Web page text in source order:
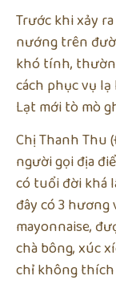
Trước khi xảy
nướng trên
khó tính,
cách phục vụ
Lạt mới tò mò
Chị Thanh Thu
người gọi địa
có tuổi đời khá
đây có 3 hương
mayonnaise,
chà bông, xúc
chỉ không